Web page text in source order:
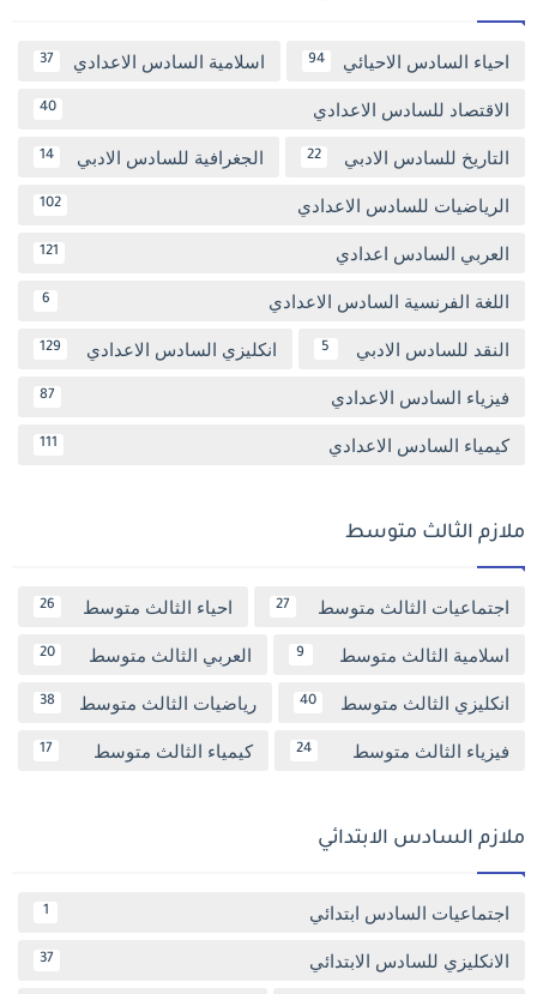
احياء السادس الاحيائي 94 اسلامية السادس الاعدادي 37
الاقتصاد للسادس الاعدادي 40
التاريخ للسادس الادبي 22 الجغرافية للسادس الادبي 14
الرياضيات للسادس الاعدادي 102
العربي السادس اعدادي 121
اللغة الفرنسية السادس الاعدادي 6
النقد للسادس الادبي 5 انكليزي السادس الاعدادي 129
فيزياء السادس الاعدادي 87
كيمياء السادس الاعدادي 111
ملازم الثالث متوسط
اجتماعيات الثالث متوسط 27 احياء الثالث متوسط 26
اسلامية الثالث متوسط 9 العربي الثالث متوسط 20
انكليزي الثالث متوسط 40 رياضيات الثالث متوسط 38
فيزياء الثالث متوسط 24 كيمياء الثالث متوسط 17
ملازم السادس الابتدائي
اجتماعيات السادس ابتدائي 1
الانكليزي للسادس الابتدائي 37